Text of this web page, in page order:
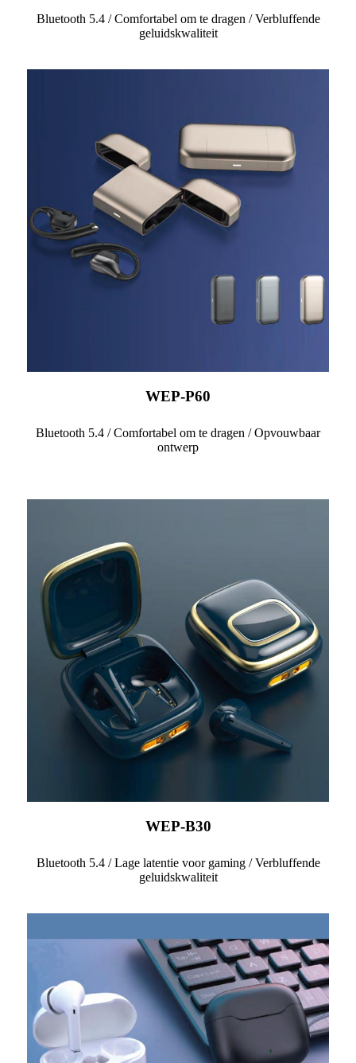
Bluetooth 5.4 / Comfortabel om te dragen / Verbluffende
geluidskwaliteit
WEP-P60
Bluetooth 5.4 / Comfortabel om te dragen / Opvouwbaar
ontwerp
WEP-B30
Bluetooth 5.4 / Lage latentie voor gaming / Verbluffende
geluidskwaliteit